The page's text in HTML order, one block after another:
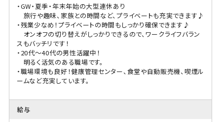
・GW・夏季・年末年始の大型連休あり
旅行や趣味、家族との時間など、プライベートも充実できます♪
・残業少なめ！プライベートの時間もしっかり確保できます♪
オンオフの切り替えがしっかりできるので、ワークライフバラン
スもバッチリです！
・20代～40代の男性活躍中！
明るく活気のある職場です。
・職場環境も良好！健康管理センター、食堂や自動販売機、喫煙ル
ームなど充実しています。
給与